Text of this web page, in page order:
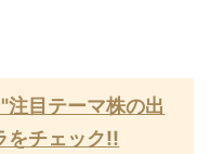
目テーマ株の出
をチェック!!